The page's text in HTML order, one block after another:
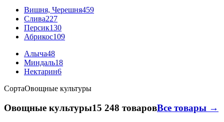
Вишня, Черешня459
Слива227
Персик130
Абрикос109
Алыча48
Миндаль18
Нектарин6
СортаОвощные культуры
Овощные культуры15 248 товаровВсе товары →